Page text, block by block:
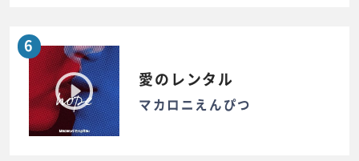
6
愛のレンタル
マカロニえんぴつ